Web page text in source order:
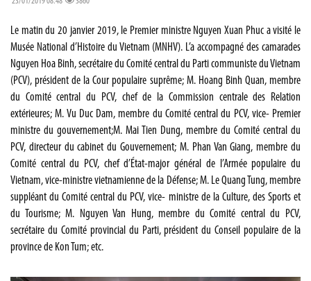
Le matin du 20 janvier 2019, le Premier ministre Nguyen Xuan Phuc a visité le
Musée National d’Histoire du Vietnam (MNHV). L’a accompagné des camarades
Nguyen Hoa Binh, secrétaire du Comité central du Parti communiste du Vietnam
(PCV), président de la Cour populaire suprême; M. Hoang Binh Quan, membre
du Comité central du PCV, chef de la Commission centrale des Relation
extérieures; M. Vu Duc Dam, membre du Comité central du PCV, vice- Premier
ministre du gouvernement;M. Mai Tien Dung, membre du Comité central du
PCV, directeur du cabinet du Gouvernement; M. Phan Van Giang, membre du
Comité central du PCV, chef d’État-major général de l’Armée populaire du
Vietnam, vice-ministre vietnamienne de la Défense; M. Le Quang Tung, membre
suppléant du Comité central du PCV, vice- ministre de la Culture, des Sports et
du Tourisme; M. Nguyen Van Hung, membre du Comité central du PCV,
secrétaire du Comité provincial du Parti, président du Conseil populaire de la
province de Kon Tum; etc.